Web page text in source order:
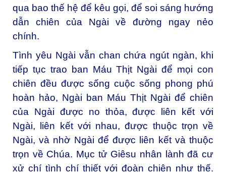
qua bao thế hệ để kêu gọi, để soi sáng hướng
dẫn chiên của Ngài về đường ngay nẻo
chính.
Tình yêu Ngài vẫn chan chứa ngút ngàn, khi
tiếp tục trao ban Máu Thịt Ngài để mọi con
chiên đều được sống cuộc sống phong phú
hoàn hảo, Ngài ban Máu Thịt Ngài để chiên
của Ngài được no thỏa, được liên kết với
Ngài, liên kết với nhau, được thuộc trọn về
Ngài, và nhờ Ngài để được liên kết và thuộc
trọn về Chúa. Mục tử Giêsu nhân lành đã cư
xử chí tình chí thiết với đoàn chiên như thế.